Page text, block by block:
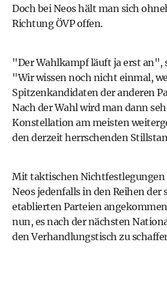
Doch bei Neos hält man sich
Richtung ÖVP offen.
"Der Wahlkampf läuft ja erst an",
"Wir wissen noch nicht einmal,
Spitzenkandidaten der anderen
Nach der Wahl wird man dann
Konstellation am meisten
den derzeit herrschenden
Mit taktischen Nichtfestlegungen
Neos jedenfalls in den Reihen der
etablierten Parteien
nun, es nach der nächsten
den Verhandlungstisch zu